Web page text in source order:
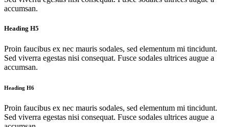
accumsan.
Heading H5
Proin faucibus ex nec mauris sodales, sed elementum mi tincidunt.
Sed viverra egestas nisi consequat. Fusce sodales ultrices augue a
accumsan.
Heading H6
Proin faucibus ex nec mauris sodales, sed elementum mi tincidunt.
Sed viverra egestas nisi consequat. Fusce sodales ultrices augue a